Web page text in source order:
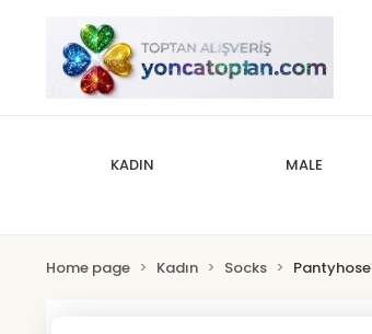
KADIN MALE
Home page Kadın Socks Pantyhose